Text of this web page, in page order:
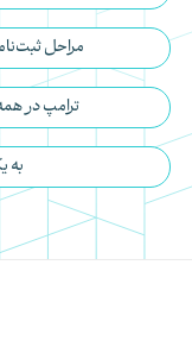
مراحل
ترامپ در
به